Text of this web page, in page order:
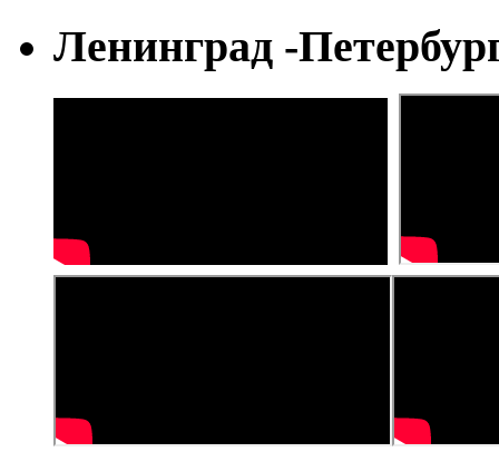
Ленинград -